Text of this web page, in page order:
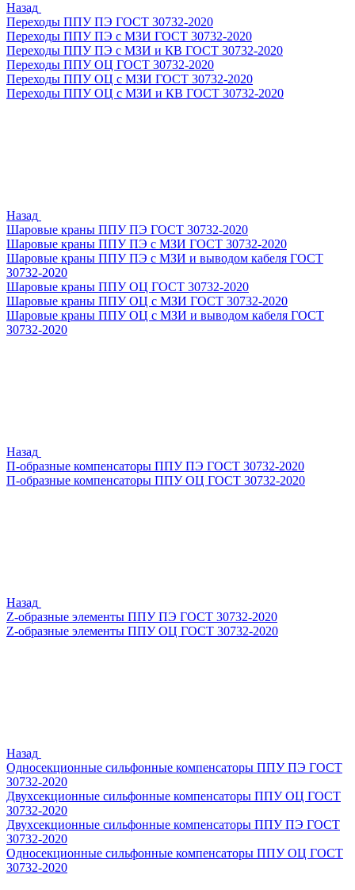
Назад
Переходы ППУ ПЭ ГОСТ 30732-2020
Переходы ППУ ПЭ с МЗИ ГОСТ 30732-2020
Переходы ППУ ПЭ с МЗИ и КВ ГОСТ 30732-2020
Переходы ППУ ОЦ ГОСТ 30732-2020
Переходы ППУ ОЦ с МЗИ ГОСТ 30732-2020
Переходы ППУ ОЦ с МЗИ и КВ ГОСТ 30732-2020
Назад
Шаровые краны ППУ ПЭ ГОСТ 30732-2020
Шаровые краны ППУ ПЭ с МЗИ ГОСТ 30732-2020
Шаровые краны ППУ ПЭ с МЗИ и выводом кабеля ГОСТ
30732-2020
Шаровые краны ППУ ОЦ ГОСТ 30732-2020
Шаровые краны ППУ ОЦ с МЗИ ГОСТ 30732-2020
Шаровые краны ППУ ОЦ с МЗИ и выводом кабеля ГОСТ
30732-2020
Назад
П-образные компенсаторы ППУ ПЭ ГОСТ 30732-2020
П-образные компенсаторы ППУ ОЦ ГОСТ 30732-2020
Назад
Z-образные элементы ППУ ПЭ ГОСТ 30732-2020
Z-образные элементы ППУ ОЦ ГОСТ 30732-2020
Назад
Односекционные сильфонные компенсаторы ППУ ПЭ ГОСТ
30732-2020
Двухсекционные сильфонные компенсаторы ППУ ОЦ ГОСТ
30732-2020
Двухсекционные сильфонные компенсаторы ППУ ПЭ ГОСТ
30732-2020
Односекционные сильфонные компенсаторы ППУ ОЦ ГОСТ
30732-2020